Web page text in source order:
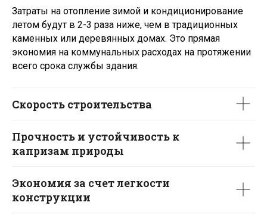
Затраты на отопление зимой и кондиционирование
летом будут в 2-3 раза ниже, чем в традиционных
каменных или деревянных домах. Это прямая
экономия на коммунальных расходах на протяжении
всего срока службы здания.
Скорость строительства
Прочность и устойчивость к
капризам природы
Экономия за счет легкости
конструкции
Краснодарский край
Коммерческое
Одноэтажные
Двухэтажные
Строим сейчас
Построенные дома